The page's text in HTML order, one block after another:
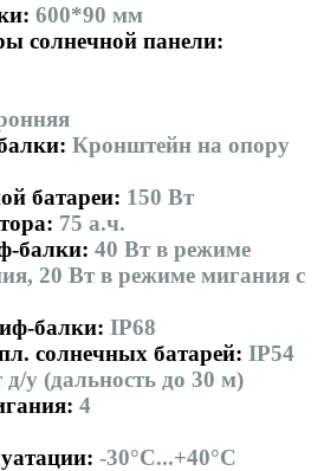
600*90 мм
солнечной панели:
Кронштейн на опору
батареи: 150 Вт
75 а.ч.
балки: 40 Вт в режиме
20 Вт в режиме мигания с
балки: IP68
солнечных батарей: IP54
у (дальность до 30 м)
4
-30°С...+40°С